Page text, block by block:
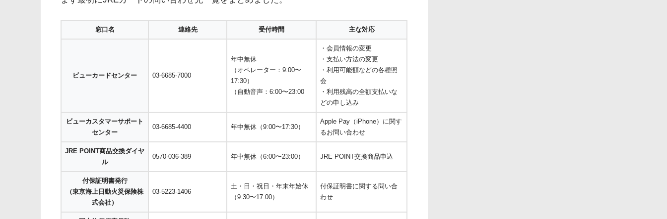
窓口名 連絡先 受付時間 主な対応
ビューカードセンター 03-6685-7000
年中無休
（オペレーター：9:00〜
17:30）
（自動音声：6:00〜23:00
・会員情報の変更
・支払い方法の変更
・利用可能額などの各種照
会
・利用残高の全額支払いな
どの申し込み
ビューカスタマーサポート
センター
03-6685-4400 年中無休（9:00〜17:30）
Apple Pay（iPhone）に関す
るお問い合わせ
JRE POINT商品交換ダイヤ
ル
0570-036-389 年中無休（6:00〜23:00） JRE POINT交換商品申込
付保証明書発行
（東京海上日動火災保険株
式会社）
03-5223-1406
土・日・祝日・年末年始休
（9:30〜17:00）
付保証明書に関する問い合
わせ